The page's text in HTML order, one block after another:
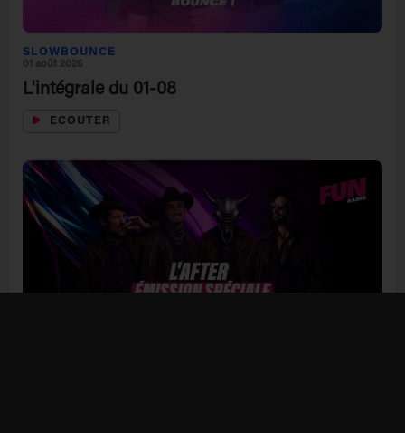
SLOWBOUNCE
01 août 2026
L'intégrale du 01-08
ECOUTER